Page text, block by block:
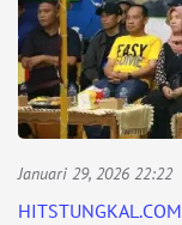
Januari 29, 2026 22:22
HITSTUNGKAL.COM